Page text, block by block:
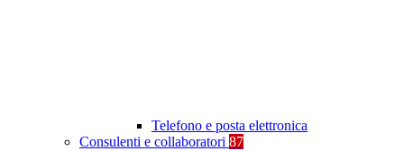
Telefono e posta elettronica
Consulenti e collaboratori 87